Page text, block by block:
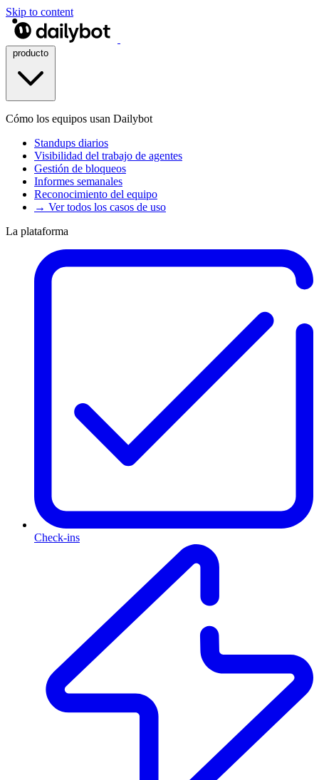
Skip to content
Cómo los equipos usan Dailybot
Standups diarios
Visibilidad del trabajo de agentes
Gestión de bloqueos
Informes semanales
Reconocimiento del equipo
→ Ver todos los casos de uso
La plataforma
Check-ins